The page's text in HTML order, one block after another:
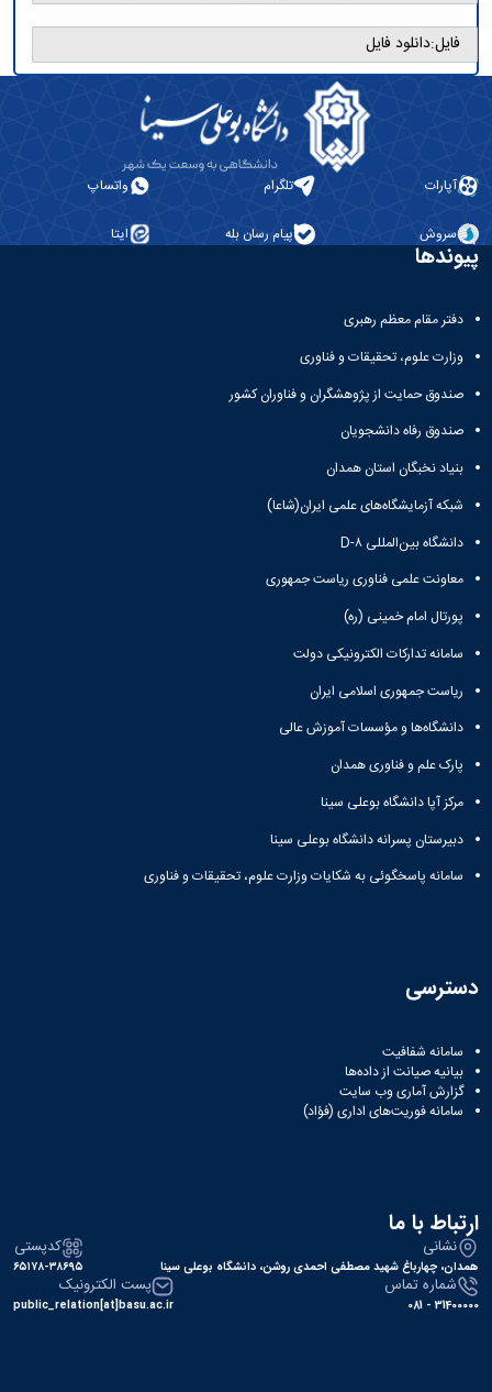
فایل:دانلود فایل
آپارات تلگرام واتساپ
سروش پیام رسان بله ایتا
پیوندها
دفتر مقام معظم رهبری
وزارت علوم، تحقیقات و فناوری
صندوق حمایت از پژوهشگران و فناوران کشور
صندوق رفاه دانشجویان
بنیاد نخبگان استان همدان
شبکه آزمایشگاه‌های علمی ایران(شاعا)
دانشگاه بین‌المللی D-۸
معاونت علمی فناوری ریاست جمهوری
پورتال امام خمینی (ره)
سامانه تدارکات الکترونیکی دولت
ریاست جمهوری اسلامی ایران
دانشگاه‌ها و مؤسسات آموزش عالی
پارک علم و فناوری همدان
مرکز آپا دانشگاه بوعلی سینا
دبیرستان پسرانه دانشگاه بوعلی سینا
سامانه پاسخگوئی به شکایات وزارت علوم، تحقیقات و فناوری
دسترسی
سامانه شفافیت
بیانیه صیانت از داده‌ها
گزارش آماری وب‌ سایت
سامانه فوریت‌های اداری (فؤاد)
ارتباط با ما
نشانی
همدان، چهارباغ شهید مصطفی احمدی روشن، دانشگاه بوعلی سینا
کدپستی
۶۵۱۷۸-۳۸۶۹۵
شماره تماس
31400000 - 081
پست الکترونیک
public_relation[at]basu.ac.ir